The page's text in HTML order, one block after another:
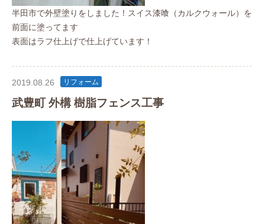
半田市で外壁塗りをしました！スイス漆喰（カルクウォール）を
前面に塗ってます
表面はラフ仕上げで仕上げています！
2019.08.26 リフォーム
武豊町 外構 樹脂フェンス工事